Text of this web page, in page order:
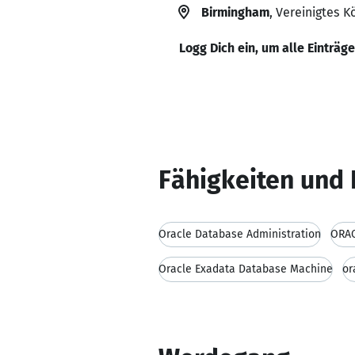
Birmingham, Vereinigtes
Logg Dich ein, um alle
Fähigkeiten und
Oracle Database Administration
Oracle Exadata Database Machine